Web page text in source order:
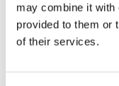
may combine it with
provided to them or
of their services.